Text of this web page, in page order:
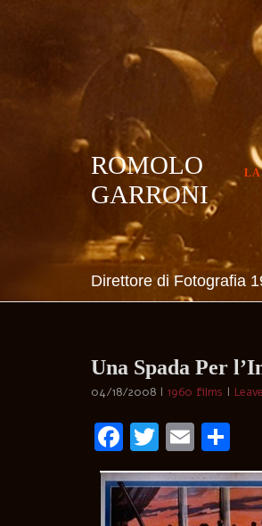
ROMOLO
GARRONI
Direttore di Fotografia
LA
Una Spada Per
04/18/2008 1960 films
Facebook
Twitter
Email